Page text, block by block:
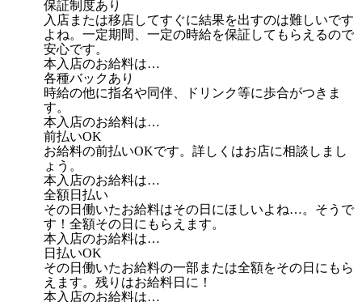
保証制度あり
入店または移店してすぐに結果を出すのは難しいです
よね。一定期間、一定の時給を保証してもらえるので
安心です。
本入店のお給料は…
各種バックあり
時給の他に指名や同伴、ドリンク等に歩合がつきま
す。
本入店のお給料は…
前払いOK
お給料の前払いOKです。詳しくはお店に相談しまし
ょう。
本入店のお給料は…
全額日払い
その日働いたお給料はその日にほしいよね…。そうで
す！全額その日にもらえます。
本入店のお給料は…
日払いOK
その日働いたお給料の一部または全額をその日にもら
えます。残りはお給料日に！
本入店のお給料は…